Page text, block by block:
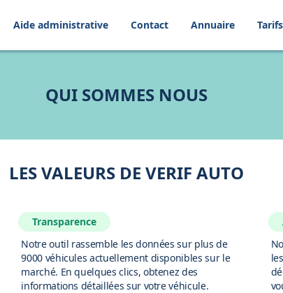
Aide administrative Contact Annuaire Tarifs
QUI SOMMES NOUS
LES VALEURS DE VERIF AUTO
Transparence
Notre outil rassemble les données sur plus de
9000 véhicules actuellement disponibles sur le
marché. En quelques clics, obtenez des
informations détaillées sur votre véhicule.